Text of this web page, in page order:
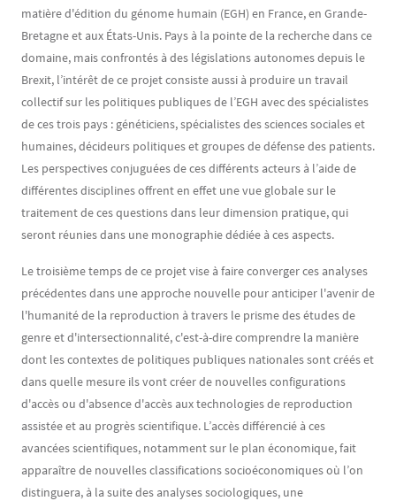
matière d'édition du génome humain (EGH) en France, en Grande-
Bretagne et aux États-Unis. Pays à la pointe de la recherche dans ce
domaine, mais confrontés à des législations autonomes depuis le
Brexit, l’intérêt de ce projet consiste aussi à produire un travail
collectif sur les politiques publiques de l’EGH avec des spécialistes
de ces trois pays : généticiens, spécialistes des sciences sociales et
humaines, décideurs politiques et groupes de défense des patients.
Les perspectives conjuguées de ces différents acteurs à l’aide de
différentes disciplines offrent en effet une vue globale sur le
traitement de ces questions dans leur dimension pratique, qui
seront réunies dans une monographie dédiée à ces aspects.
Le troisième temps de ce projet vise à faire converger ces analyses
précédentes dans une approche nouvelle pour anticiper l'avenir de
l'humanité de la reproduction à travers le prisme des études de
genre et d'intersectionnalité, c'est-à-dire comprendre la manière
dont les contextes de politiques publiques nationales sont créés et
dans quelle mesure ils vont créer de nouvelles configurations
d'accès ou d'absence d'accès aux technologies de reproduction
assistée et au progrès scientifique. L’accès différencié à ces
avancées scientifiques, notamment sur le plan économique, fait
apparaître de nouvelles classifications socioéconomiques où l’on
distinguera, à la suite des analyses sociologiques, une